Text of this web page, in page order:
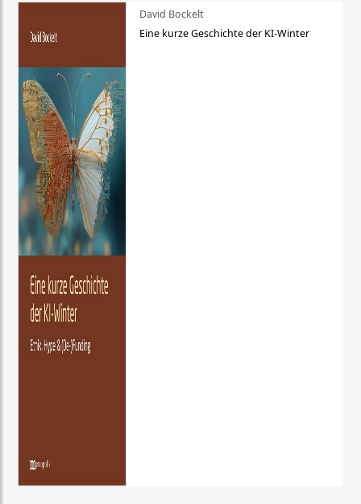
David Bockelt
Eine kurze Geschichte der KI-Winter